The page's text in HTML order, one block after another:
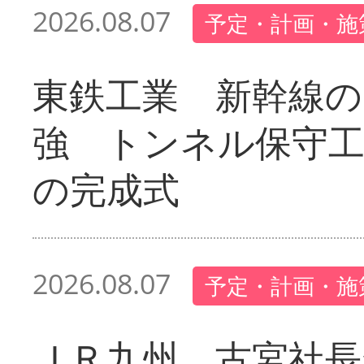
2026.08.07 予定・計画・
東鉄工業 新幹線
強 トンネル保守
の完成式
2026.08.07 予定・計画・